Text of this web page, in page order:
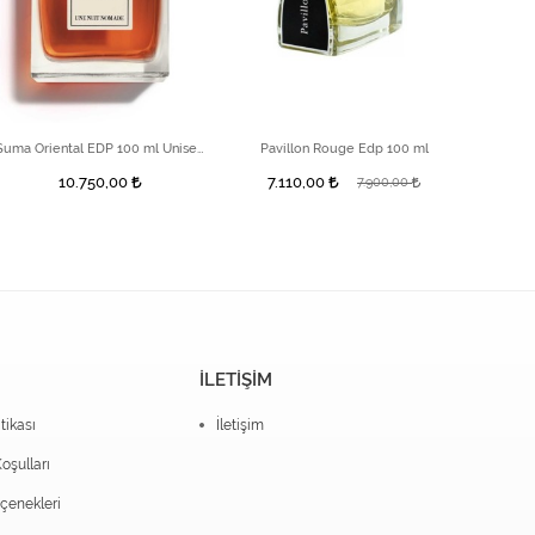
10.750,00
Pavillon Rouge Edp 100 ml
7.110,00 7.900,00
İLETİŞİM
İletişim